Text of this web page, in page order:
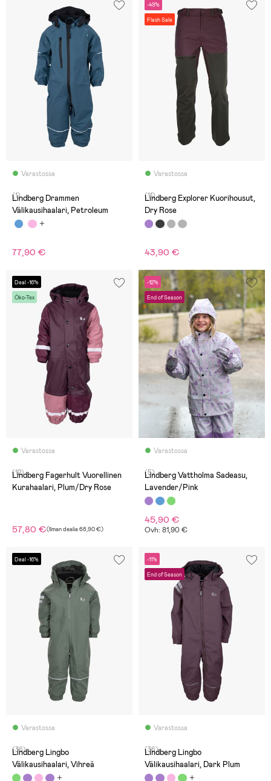
Varastossa
(1)
Lindberg Drammen
Välikausihaalari, Petroleum
77,90 €
-49%
Flash Sale
Varastossa
(11)
Lindberg Explorer Kuorihousut,
Dry Rose
43,90 €
Deal -16%
Öko-Tex
Varastossa
(12)
Lindberg Fagerhult Vuorellinen
Kurahaalari, Plum/Dry Rose
57,80 €(Ilman dealia68,90 €)
-12%
End of Season
Varastossa
(5)
Lindberg Vattholma Sadeasu,
Lavender/Pink
45,90 €
Ovh: 81,90 €
Deal -16%
Varastossa
(36)
Lindberg Lingbo
Välikausihaalari, Vihreä
-11%
End of Season
Varastossa
(36)
Lindberg Lingbo
Välikausihaalari, Dark Plum